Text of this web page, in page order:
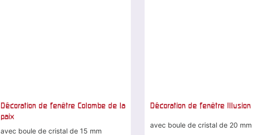
Décoration de fenêtre Colombe de la
paix
avec boule de cristal de 15 mm
Décoration de fenêtre Illusion
avec boule de cristal de 20 mm